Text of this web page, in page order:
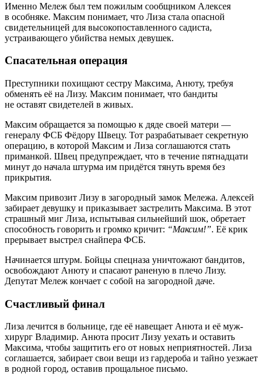
Именно Мележ был тем пожилым сообщником Алексея
в особняке. Максим понимает, что Лиза стала опасной
свидетельницей для высокопоставленного садиста,
устраивающего убийства немых девушек.
Спасательная операция
Преступники похищают сестру Максима, Анюту, требуя
обменять её на Лизу. Максим понимает, что бандиты
не оставят свидетелей в живых.
Максим обращается за помощью к дяде своей матери —
генералу ФСБ Фёдору Швецу. Тот разрабатывает секретную
операцию, в которой Максим и Лиза соглашаются стать
приманкой. Швец предупреждает, что в течение пятнадцати
минут до начала штурма им придётся тянуть время без
прикрытия.
Максим привозит Лизу в загородный замок Мележа. Алексей
забирает девушку и приказывает застрелить Максима. В этот
страшный миг Лиза, испытывая сильнейший шок, обретает
способность говорить и громко кричит: “Максим!”. Её крик
прерывает выстрел снайпера ФСБ.
Начинается штурм. Бойцы спецназа уничтожают бандитов,
освобождают Анюту и спасают раненую в плечо Лизу.
Депутат Мележ кончает с собой на загородной даче.
Счастливый финал
Лиза лечится в больнице, где её навещает Анюта и её муж-
хирург Владимир. Анюта просит Лизу уехать и оставить
Максима, чтобы защитить его от новых неприятностей. Лиза
соглашается, забирает свои вещи из гардероба и тайно уезжает
в родной город, оставив прощальное письмо.